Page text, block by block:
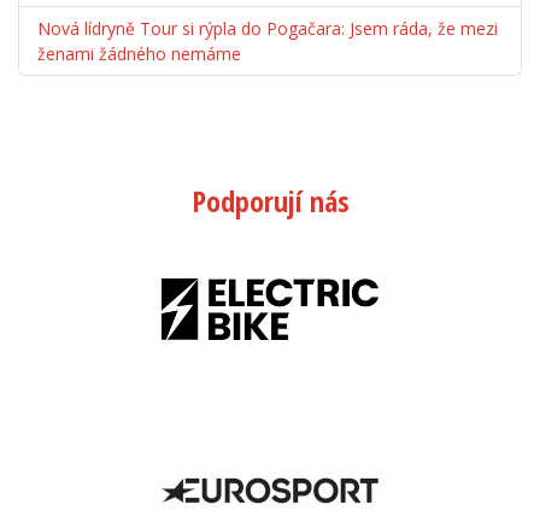
Nová lídryně Tour si rýpla do Pogačara: Jsem ráda, že mezi
ženami žádného nemáme
Podporují nás